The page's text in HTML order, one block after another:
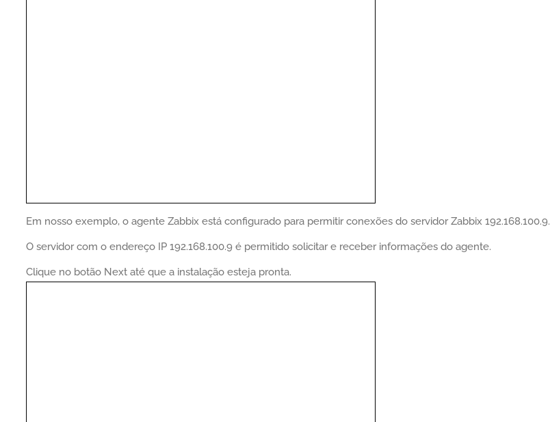
Em nosso exemplo, o agente Zabbix está configurado para permitir conexões do servidor Zabbix 192.168.100.9.
O servidor com o endereço IP 192.168.100.9 é permitido solicitar e receber informações do agente.
Clique no botão Next até que a instalação esteja pronta.